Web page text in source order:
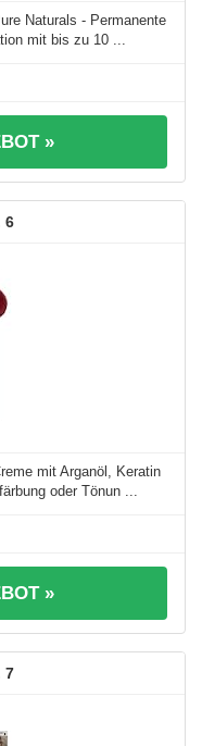
Naturals - Permanente
mit bis zu 10 ...
»
6
mit Arganöl, Keratin
oder Tönun ...
»
7